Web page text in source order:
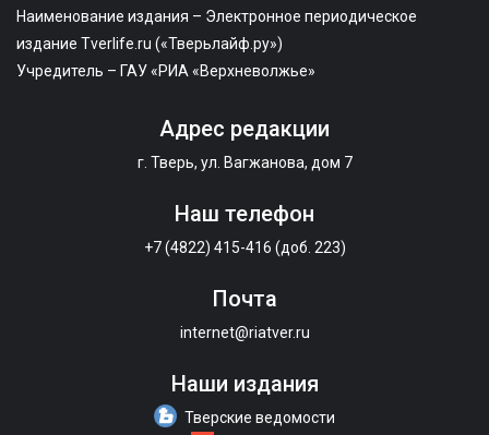
Наименование издания – Электронное периодическое
издание Tverlife.ru («Тверьлайф.ру»)
Учредитель – ГАУ «РИА «Верхневолжье»
Адрес редакции
г. Тверь, ул. Вагжанова, дом 7
Наш телефон
+7 (4822) 415-416 (доб. 223)
Почта
internet@riatver.ru
Наши издания
Тверские ведомости